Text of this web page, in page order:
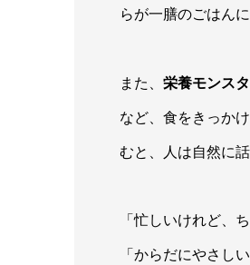
らが一膳のごはん
また、 栄養モンス
など、食をきっか
むと、人は自然に
「忙しいけれど、
「からだにやさし